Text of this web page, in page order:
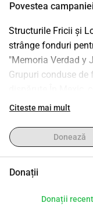
Povestea
Structurile Fricii și
strânge fonduri
"Memoria Verdad y
Grupuri conduse
peste 116.000 de
În plus, neglijența și
guvernamentale
persoanele dragi
Citeste mai mult
Donează
Donații
Donații